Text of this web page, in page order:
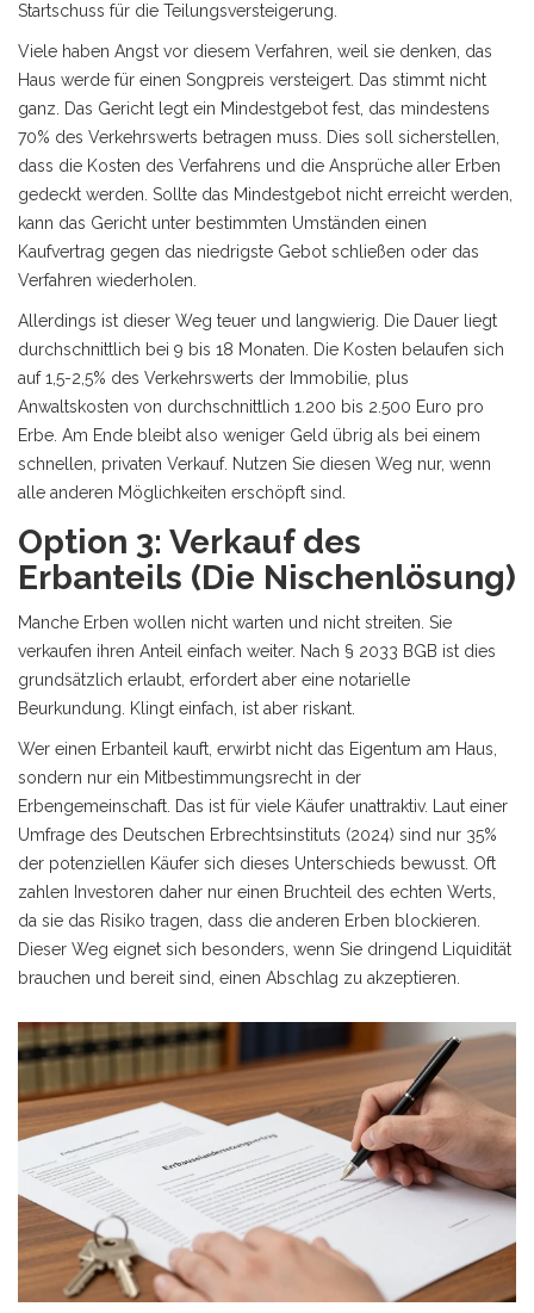
Startschuss für die Teilungsversteigerung.
Viele haben Angst vor diesem Verfahren, weil sie denken, das
Haus werde für einen Songpreis versteigert. Das stimmt nicht
ganz. Das Gericht legt ein Mindestgebot fest, das mindestens
70% des Verkehrswerts betragen muss. Dies soll sicherstellen,
dass die Kosten des Verfahrens und die Ansprüche aller Erben
gedeckt werden. Sollte das Mindestgebot nicht erreicht werden,
kann das Gericht unter bestimmten Umständen einen
Kaufvertrag gegen das niedrigste Gebot schließen oder das
Verfahren wiederholen.
Allerdings ist dieser Weg teuer und langwierig. Die Dauer liegt
durchschnittlich bei 9 bis 18 Monaten. Die Kosten belaufen sich
auf 1,5-2,5% des Verkehrswerts der Immobilie, plus
Anwaltskosten von durchschnittlich 1.200 bis 2.500 Euro pro
Erbe. Am Ende bleibt also weniger Geld übrig als bei einem
schnellen, privaten Verkauf. Nutzen Sie diesen Weg nur, wenn
alle anderen Möglichkeiten erschöpft sind.
Option 3: Verkauf des
Erbanteils (Die Nischenlösung)
Manche Erben wollen nicht warten und nicht streiten. Sie
verkaufen ihren Anteil einfach weiter. Nach § 2033 BGB ist dies
grundsätzlich erlaubt, erfordert aber eine notarielle
Beurkundung. Klingt einfach, ist aber riskant.
Wer einen Erbanteil kauft, erwirbt nicht das Eigentum am Haus,
sondern nur ein Mitbestimmungsrecht in der
Erbengemeinschaft. Das ist für viele Käufer unattraktiv. Laut einer
Umfrage des Deutschen Erbrechtsinstituts (2024) sind nur 35%
der potenziellen Käufer sich dieses Unterschieds bewusst. Oft
zahlen Investoren daher nur einen Bruchteil des echten Werts,
da sie das Risiko tragen, dass die anderen Erben blockieren.
Dieser Weg eignet sich besonders, wenn Sie dringend Liquidität
brauchen und bereit sind, einen Abschlag zu akzeptieren.